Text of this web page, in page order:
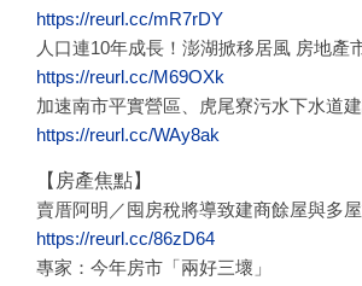
https://reurl.cc/mR7rDY
人口連10年成長！澎湖掀移居風 房地產
https://reurl.cc/M69OXk
加速南市平實營區、虎尾寮污水下水道
https://reurl.cc/WAy8ak
【房產焦點】
賣厝阿明／囤房稅將導致建商餘屋與多
https://reurl.cc/86zD64
專家：今年房市「兩好三壞」